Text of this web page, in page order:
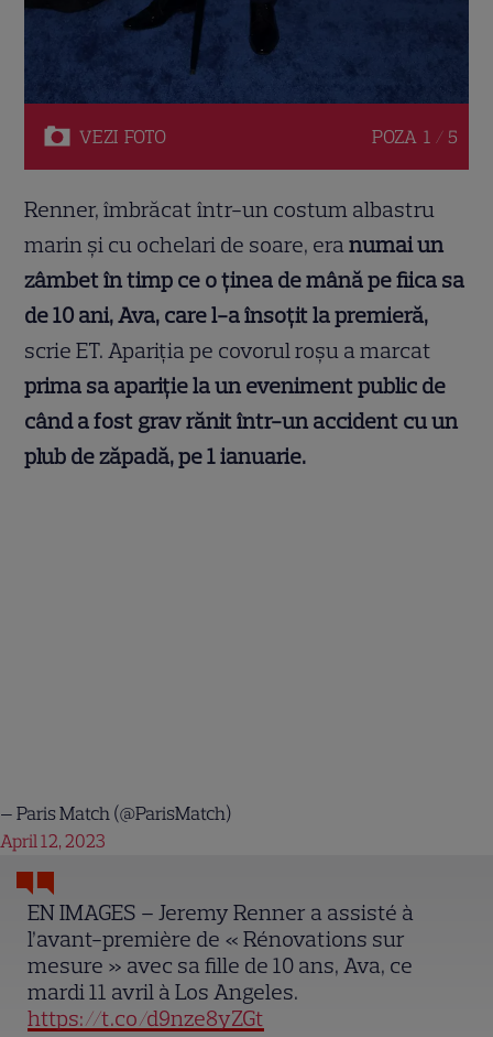
VEZI FOTO POZA 1 / 5
Renner, îmbrăcat într-un costum albastru
marin și cu ochelari de soare, eranumai un
zâmbet în timp ce o ținea de mână pe fiica sa
de 10 ani, Ava, care l-a însoțit la premieră,
scrie ET. Apariția pe covorul roșu a marcat
prima sa apariție la un eveniment public de
când a fost grav rănit într-un accident cu un
plub de zăpadă, pe 1 ianuarie.
EN IMAGES – Jeremy Renner a assisté à
l’avant-première de « Rénovations sur
mesure » avec sa fille de 10 ans, Ava, ce
mardi 11 avril à Los Angeles.
https://t.co/d9nze8yZGt
— Paris Match (@ParisMatch)
April 12, 2023